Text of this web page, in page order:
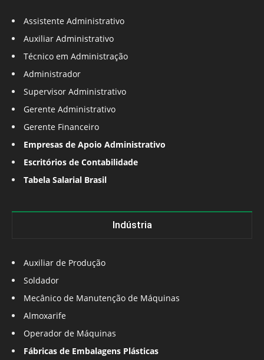
Assistente Administrativo
Auxiliar Administrativo
Técnico em Administração
Administrador
Supervisor Administrativo
Gerente Administrativo
Gerente Financeiro
Empresas de Apoio Administrativo
Escritórios de Contabilidade
Tabela Salarial Brasil
Indústria
Auxiliar de Produção
Soldador
Mecânico de Manutenção de Máquinas
Almoxarife
Operador de Máquinas
Fábricas de Embalagens Plásticas